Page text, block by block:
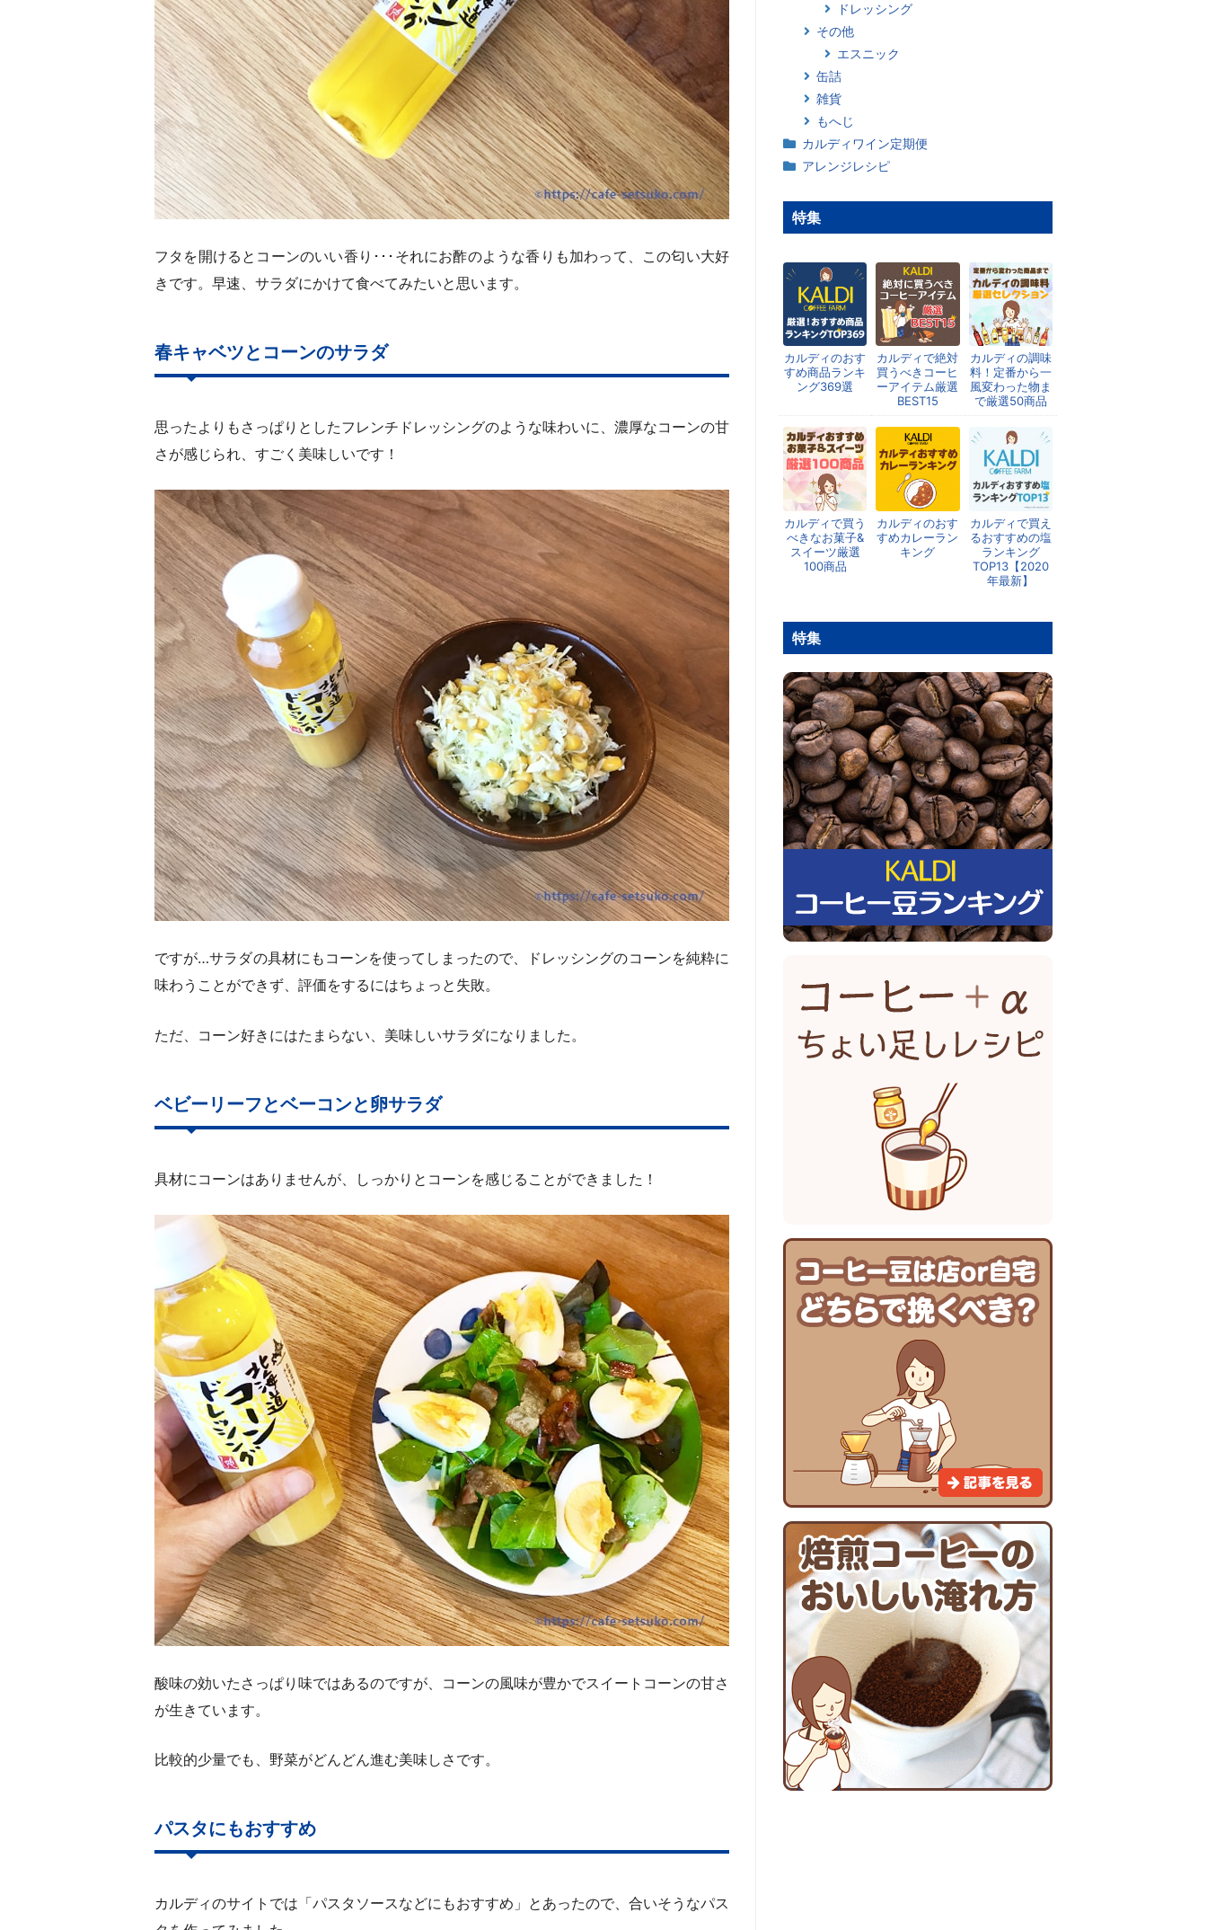
フタを開けるとコーンのいい香り･･･それにお酢のような香りも加わって、この匂い大好
きです。早速、サラダにかけて食べてみたいと思います。
春キャベツとコーンのサラダ
思ったよりもさっぱりとしたフレンチドレッシングのような味わいに、濃厚なコーンの甘
さが感じられ、すごく美味しいです！
ですが…サラダの具材にもコーンを使ってしまったので、ドレッシングのコーンを純粋に
味わうことができず、評価をするにはちょっと失敗。
ただ、コーン好きにはたまらない、美味しいサラダになりました。
ベビーリーフとベーコンと卵サラダ
具材にコーンはありませんが、しっかりとコーンを感じることができました！
酸味の効いたさっぱり味ではあるのですが、コーンの風味が豊かでスイートコーンの甘さ
が生きています。
比較的少量でも、野菜がどんどん進む美味しさです。
パスタにもおすすめ
カルディのサイトでは「パスタソースなどにもおすすめ」とあったので、合いそうなパス
ドレッシング
その他
エスニック
缶詰
雑貨
もへじ
カルディワイン定期便
アレンジレシピ
特集
カルディのおす
すめ商品ランキ
ング369選
カルディで絶対
買うべきコーヒ
ーアイテム厳選
BEST15
カルディの調味
料！定番から一
風変わった物ま
で厳選50商品
カルディで買う
べきなお菓子&
スイーツ厳選
100商品
カルディのおす
すめカレーラン
キング
カルディで買え
るおすすめの塩
ランキング
TOP13【2020
年最新】
特集